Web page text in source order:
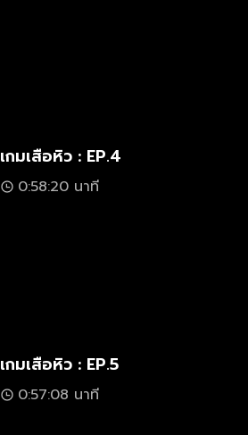
เกมเสือหิว : EP.4
0:58:20 นาที
เกมเสือหิว : EP.5
0:57:08 นาที